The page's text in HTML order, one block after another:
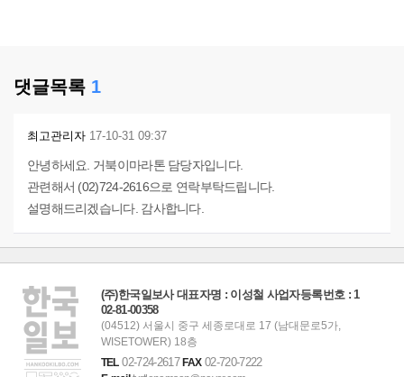
댓글목록 1
최고관리자 17-10-31 09:37
안녕하세요. 거북이마라톤 담당자입니다.
관련해서 (02)724-2616으로 연락부탁드립니다.
설명해드리겠습니다. 감사합니다.
(주)한국일보사 대표자명 : 이성철 사업자등록번호 : 1
02-81-00358
(04512) 서울시 중구 세종로대로 17 (남대문로5가,
WISETOWER) 18층
TEL02-724-2617FAX02-720-7222